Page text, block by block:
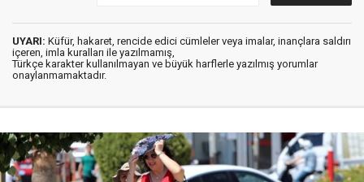
UYARI: Küfür, hakaret, rencide edici cümleler veya imalar, inançlara saldırı
içeren, imla kuralları ile yazılmamış,
Türkçe karakter kullanılmayan ve büyük harflerle yazılmış yorumlar
onaylanmamaktadır.